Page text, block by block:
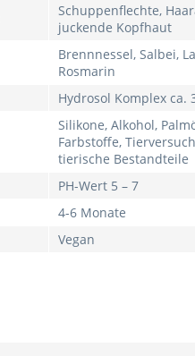
Schuppenflechte,
juckende Kopfhaut
Brennnessel, Salbei,
Rosmarin
Hydrosol Komplex ca.
Silikone, Alkohol,
Farbstoffe,
tierische Bestandteile
PH-Wert 5 – 7
4-6 Monate
Vegan